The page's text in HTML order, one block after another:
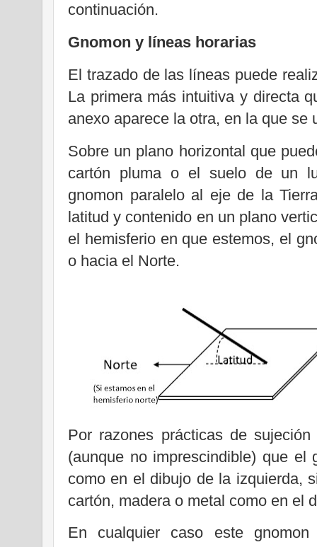
continuación.
Gnomon y líneas horarias
El trazado de las líneas puede
La primera más intuitiva y directa
anexo aparece la otra, en la que
Sobre un plano horizontal que
cartón pluma o el suelo de un
gnomon paralelo al eje de la
latitud y contenido en un plano
el hemisferio en que estemos, el
o hacia el Norte.
Por razones prácticas de
(aunque no imprescindible) que
como en el dibujo de la izquierda,
cartón, madera o metal como en el
En cualquier caso este